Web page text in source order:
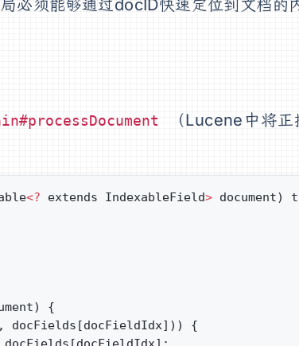
必须能够通过docID快速定位到文档的
（Lucene中将正
<? extends IndexableField> document)
{
docFields[docFieldIdx])) {